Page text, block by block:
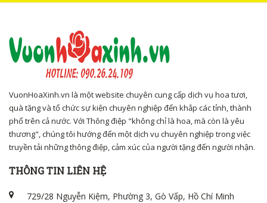
VuonHoaXinh.vn là một website chuyên cung cấp dịch vụ hoa tươi,
quà tặng và tổ chức sự kiện chuyên nghiệp đến khắp các tỉnh, thành
phố trên cả nước. Với Thông điệp "không chỉ là hoa, mà còn là yêu
thương", chúng tôi hướng đến một dịch vụ chuyên nghiệp trong việc
truyền tải những thông điệp, cảm xúc của người tặng đến người nhận.
THÔNG TIN LIÊN HỆ
729/28 Nguyễn Kiệm, Phường 3, Gò Vấp, Hồ Chí Minh